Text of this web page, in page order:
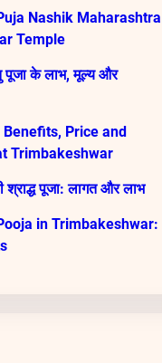
Nashik Maharashtra
Temple
पूजा के लाभ, मूल्य और
Benefits, Price and
Trimbakeshwar
श्राद्ध पूजा: लागत और लाभ
in Trimbakeshwar: